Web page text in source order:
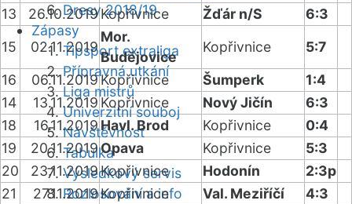
Dresy 2018/19
Zápasy
Tipsport extraliga
Přípravná utkání
Liga mistrů
Univerzitní souboj
Návštěvnost
Tabulka
Výsledkový servis
Rozlosování a info
13
26.10.2019Kopřivnice Žďár n/S
6:3
15
02.11.2019
Mor.
Budějovice
Kopřivnice
5:7
16
06.11.2019Kopřivnice Šumperk
1:4
14
13.11.2019 Kopřivnice Nový Jičín
6:3
18
16.11.2019Havl. Brod Kopřivnice
0:4
19
20.11.2019 Opava Kopřivnice
5:3
20
23.11.2019Kopřivnice Hodonín
2:3p
21
27.11.2019Kopřivnice Val. Meziříčí
4:3